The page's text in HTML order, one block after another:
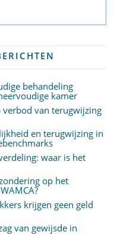
behandeling
kamer
van terugwijzing
en terugwijzing in
waar is het
op het
krijgen geen geld
van gewijsde in